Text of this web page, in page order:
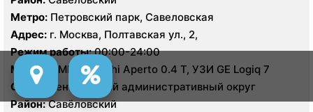
Метро: Петровский парк, Савеловская
Адрес: г. Москва, Полтавская ул., 2,
Режим работы:00:00-24:00
Модель:
МРТ Hitachi Aperto 0.4 Т, УЗИ GE Logiq 7
Округ:
Центральный административный округ
Район:Савёловский